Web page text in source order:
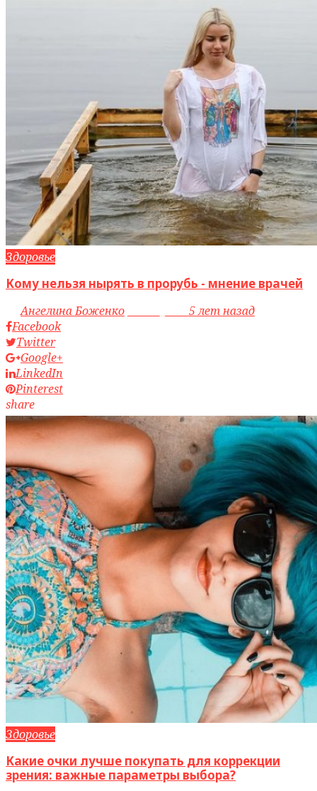
Здоровье
Кому нельзя нырять в прорубь - мнение врачей
byАнгелина Боженко
5 лет назад
Facebook
Twitter
Google+
LinkedIn
Pinterest
share
Здоровье
Какие очки лучше покупать для коррекции
зрения: важные параметры выбора?